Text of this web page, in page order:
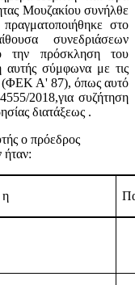
Μουζακίου συνήλθε
στο
συνεδριάσεων
την πρόσκληση του
αυτής σύμφωνα με τις
(ΦΕΚ Α' 87), όπως αυτό
2018,για συζήτηση
διατάξεως .
ο πρόεδρος
ήταν:
η